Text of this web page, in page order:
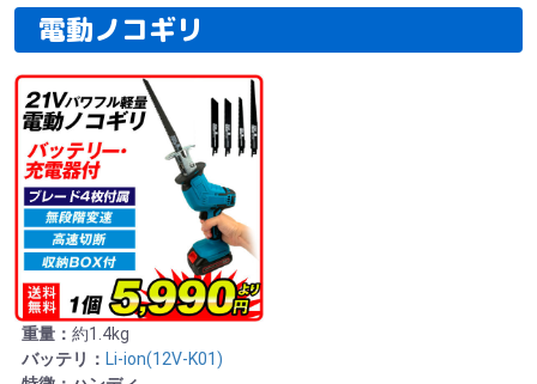
電動ノコギリ
重量：約1.4kg
バッテリ： Li-ion(12V-K01)